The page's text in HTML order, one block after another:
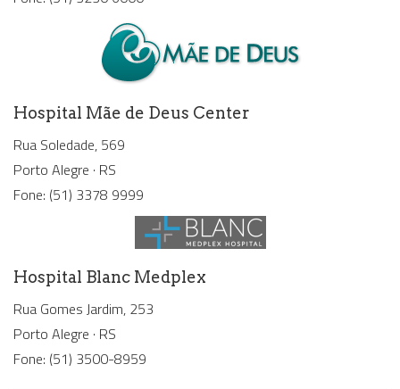
Hospital Mãe de Deus Center
Rua Soledade, 569
Porto Alegre · RS
Fone: (51) 3378 9999
Hospital Blanc Medplex
Rua Gomes Jardim, 253
Porto Alegre · RS
Fone: (51) 3500-8959